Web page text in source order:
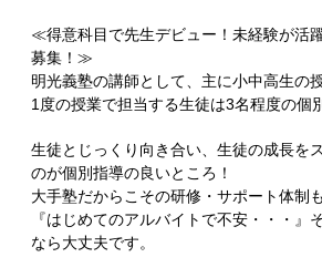
≪得意科目で先生デビュー！未経験が活
募集！≫
明光義塾の講師として、主に小中高生の
1度の授業で担当する生徒は3名程度の個
生徒とじっくり向き合い、生徒の成長を
のが個別指導の良いところ！
大手塾だからこその研修・サポート体制
『はじめてのアルバイトで不安・・・』
なら大丈夫です。